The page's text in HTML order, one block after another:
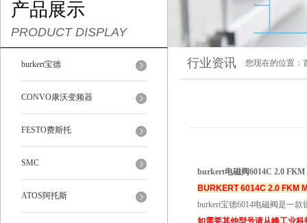
产品展示
PRODUCT DISPLAY
burkert宝德
CONVO康沃变频器
FESTO费斯托
SMC
ATOS阿托斯
行业资讯 您现在的位置：
burkert电磁阀6014C 2.0 FKM
BURKERT 6014C 2.0 FKM
burkert宝德6014电磁阀是一
如需要其他型号请从峰工业